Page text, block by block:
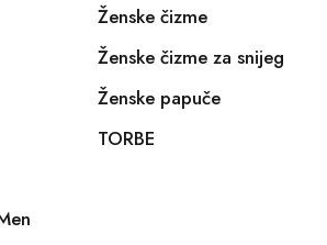
Ženske čizme
Ženske čizme za snijeg
Ženske papuče
TORBE